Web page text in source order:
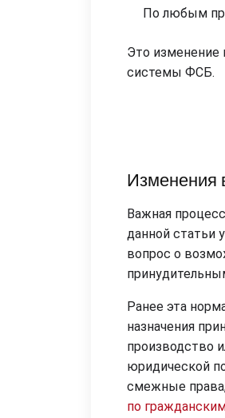
По любым
Это изменение
системы ФСБ.
Изменения
Важная
данной статьи
вопрос о
Ранее эта
назначения
производство
юридической
смежные
по